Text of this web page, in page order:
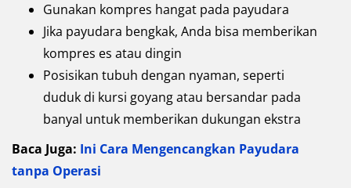
Gunakan kompres hangat pada payudara
Jika payudara bengkak, Anda bisa memberikan
kompres es atau dingin
Posisikan tubuh dengan nyaman, seperti
duduk di kursi goyang atau bersandar pada
banyal untuk memberikan dukungan ekstra
Baca Juga: Ini Cara Mengencangkan Payudara
tanpa Operasi